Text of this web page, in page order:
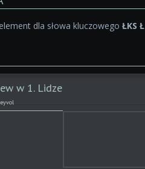
element dla słowa kluczowegoŁKS
w 1. Lidze